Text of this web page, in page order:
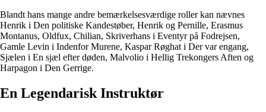
Blandt hans mange andre bemærkelsesværdige roller kan nævnes
Henrik i Den politiske Kandestøber, Henrik og Pernille, Erasmus
Montanus, Oldfux, Chilian, Skriverhans i Eventyr på Fodrejsen,
Gamle Levin i Indenfor Murene, Kaspar Røghat i Der var engang,
Sjælen i En sjæl efter døden, Malvolio i Hellig Trekongers Aften og
Harpagon i Den Gerrige.
En Legendarisk Instruktør